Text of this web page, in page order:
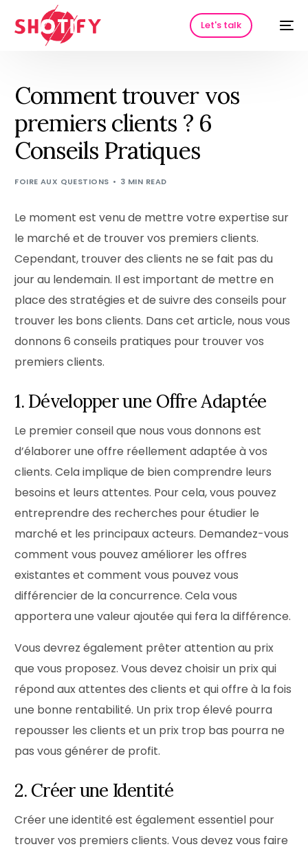
Let's talk
Comment trouver vos
premiers clients ? 6
Conseils Pratiques
FOIRE AUX QUESTIONS 3 MIN READ
Le moment est venu de mettre votre expertise sur
le marché et de trouver vos premiers clients.
Cependant, trouver des clients ne se fait pas du
jour au lendemain. Il est important de mettre en
place des stratégies et de suivre des conseils pour
trouver les bons clients. Dans cet article, nous vous
donnons 6 conseils pratiques pour trouver vos
premiers clients.
1. Développer une Offre Adaptée
Le premier conseil que nous vous donnons est
d’élaborer une offre réellement adaptée à vos
clients. Cela implique de bien comprendre leurs
besoins et leurs attentes. Pour cela, vous pouvez
entreprendre des recherches pour étudier le
marché et les principaux acteurs. Demandez-vous
comment vous pouvez améliorer les offres
existantes et comment vous pouvez vous
différencier de la concurrence. Cela vous
apportera une valeur ajoutée qui fera la différence.
Vous devrez également prêter attention au prix
que vous proposez. Vous devez choisir un prix qui
répond aux attentes des clients et qui offre à la fois
une bonne rentabilité. Un prix trop élevé pourra
repousser les clients et un prix trop bas pourra ne
pas vous générer de profit.
2. Créer une Identité
Créer une identité est également essentiel pour
trouver vos premiers clients. Vous devez vous faire
HOT